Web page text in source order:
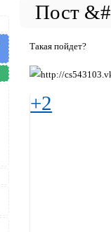
Такая пойдет?
+2